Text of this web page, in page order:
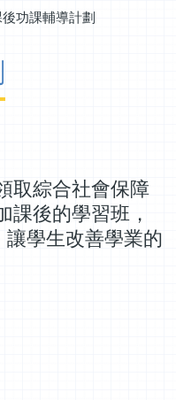
功課輔導計劃
取綜合社會保障
課後的學習班，
學生改善學業的